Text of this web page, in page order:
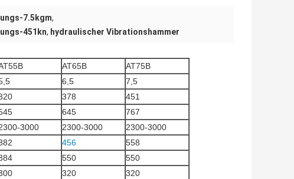
7.5kgm,
451kn, hydraulischer Vibrationshammer
AT65B
AT75B
6,5
7,5
378
451
645
767
3000 2300-3000
2300-3000
456
558
550
550
320 320